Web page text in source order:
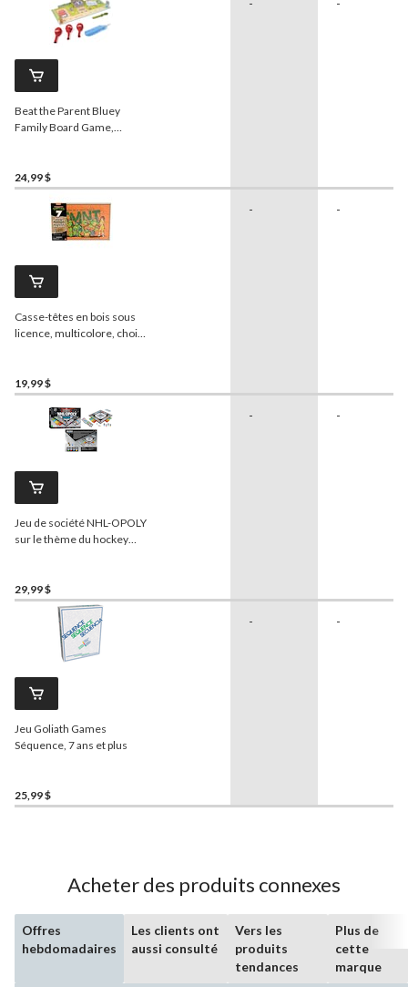
Beat the Parent Bluey
Family Board Game,
24,99 $
Casse-têtes en bois sous
licence, multicolore, choix
surprise, paq. 7
19,99 $
- -
Jeu de société NHL-OPOLY
sur le thème du hockey
29,99 $
- -
Jeu Goliath Games
Séquence, 7 ans et plus
25,99 $
- -
Acheter des produits connexes
Offres
hebdomadaires
Les clients ont
aussi consulté
Vers les
produits
tendances
Plus de
cette
marque